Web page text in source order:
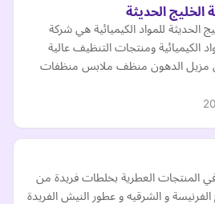
الحديثة
الحديثة للمواد الكيميائية هي شركة
الكيميائية ومنتجات التنظيف عالية
الدهون منظف ملابس منظفات
العطرية بخلطات فريدة من
الفرنيسة و الشرقيه و عطور النيش الفريدة